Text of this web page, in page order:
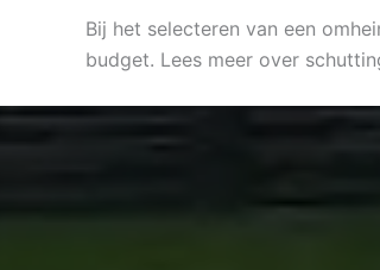
Bij het selecteren van een
budget. Lees meer over